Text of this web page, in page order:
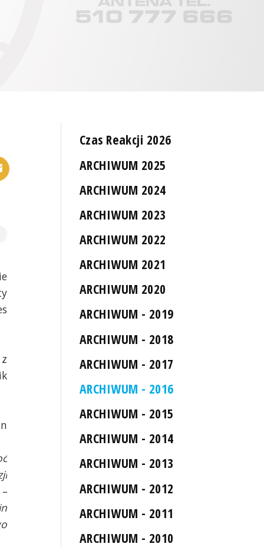
Czas Reakcji 2026
ARCHIWUM 2025
ARCHIWUM 2024
ARCHIWUM 2023
ARCHIWUM 2022
ARCHIWUM 2021
ARCHIWUM 2020
ARCHIWUM - 2019
ARCHIWUM - 2018
ARCHIWUM - 2017
ARCHIWUM - 2016
ARCHIWUM - 2015
ARCHIWUM - 2014
ARCHIWUM - 2013
ARCHIWUM - 2012
ARCHIWUM - 2011
ARCHIWUM - 2010